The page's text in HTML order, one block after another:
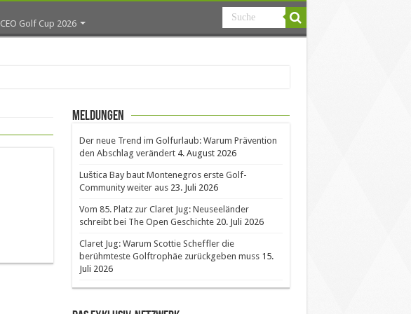
CEO Golf Cup 2026
Meldungen
Der neue Trend im Golfurlaub: Warum Prävention
den Abschlag verändert 4. August 2026
Luštica Bay baut Montenegros erste Golf-
Community weiter aus 23. Juli 2026
Vom 85. Platz zur Claret Jug: Neuseeländer
schreibt bei The Open Geschichte 20. Juli 2026
Claret Jug: Warum Scottie Scheffler die
berühmteste Golftrophäe zurückgeben muss 15.
Juli 2026